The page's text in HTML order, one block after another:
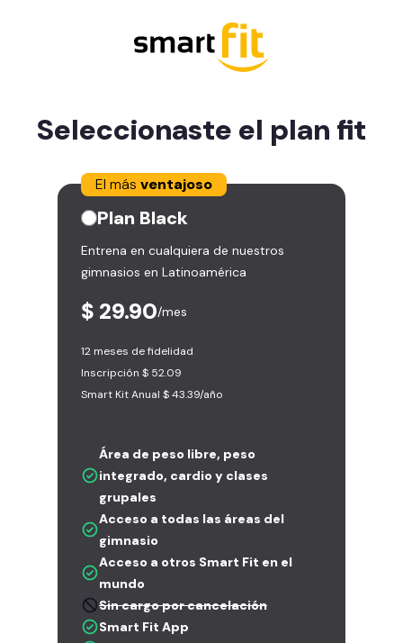
Seleccionaste el plan fit
El más ventajoso
Plan Black
Entrena en cualquiera de nuestros
gimnasios en Latinoamérica
$ 29.90/mes
12 meses de fidelidad
Inscripción $ 52.09
Smart Kit Anual $ 43.39/año
Área de peso libre, peso
integrado, cardio y clases
grupales
Acceso a todas las áreas del
gimnasio
Acceso a otros Smart Fit en el
mundo
Sin cargo por cancelación
Smart Fit App